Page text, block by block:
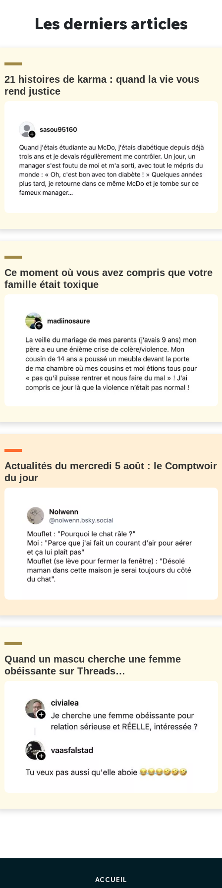
Les derniers articles
21 histoires de karma : quand la vie vous
rend justice
Ce moment où vous avez compris que votre
famille était toxique
Actualités du mercredi 5 août : le Comptwoir
du jour
Quand un mascu cherche une femme
obéissante sur Threads…
ACCUEIL
Un Thread